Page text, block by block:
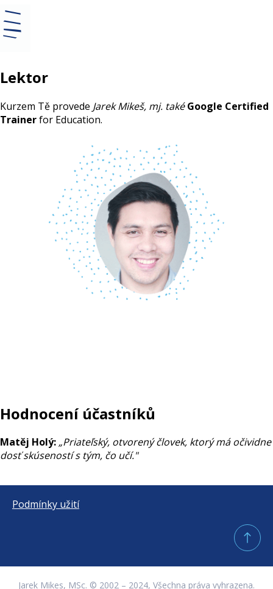
Lektor
Kurzem Tě provede Jarek Mikeš, mj. také Google Certified
Trainerfor Education.
Hodnocení účastníků
Matěj Holý:„Priateľský, otvorený človek, ktorý má očividne
dosť skúseností s tým, čo učí."
Podmínky užití
Jarek Mikes, MSc. © 2002 – 2024, Všechna práva vyhrazena.